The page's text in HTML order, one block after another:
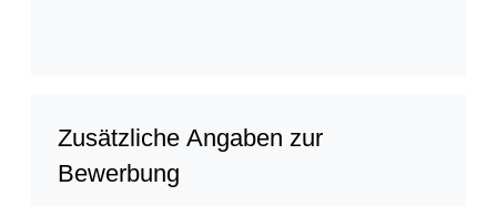
Zusätzliche Angaben zur
Bewerbung